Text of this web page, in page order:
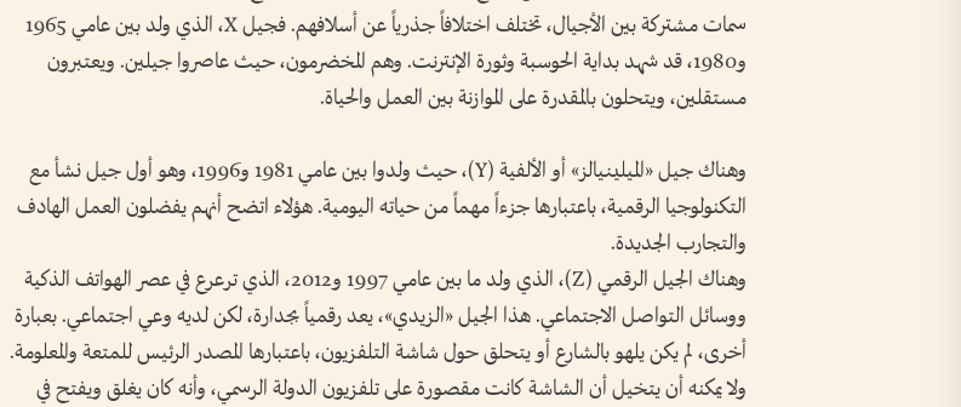
سمات مشتركة بين الأجيال، تختلف اختلافاً جذرياً عن أسلافهم. فجيل X، الذي ولد بين عامي 1965
و1980، قد شهد بداية الحوسبة وثورة الإنترنت. وهم المخضرمون، حيث عاصروا جيلين. ويعتبرون
مستقلين، ويتحلون بالمقدرة على الموازنة بين العمل والحياة.
وهناك جيل «الميلينيالز» أو الألفية (Y)، حيث ولدوا بين عامي 1981 و1996، وهو أول جيل نشأ مع
التكنولوجيا الرقمية، باعتبارها جزءاً مهماً من حياته اليومية. هؤلاء اتضح أنهم يفضلون العمل الهادف
والتجارب الجديدة.
وهناك الجيل الرقمي (Z)، الذي ولد ما بين عامي 1997 و2012، الذي ترعرع في عصر الهواتف الذكية
ووسائل التواصل الاجتماعي. هذا الجيل «الزيدي»، يعد رقمياً بجدارة، لكن لديه وعي اجتماعي. بعبارة
أخرى، لم يكن يلهو بالشارع أو يتحلق حول شاشة التلفزيون، باعتبارها المصدر الرئيس للمتعة والمعلومة.
ولا يمكنه أن يتخيل أن الشاشة كانت مقصورة على تلفزيون الدولة الرسمي، وأنه كان يغلق ويفتح في